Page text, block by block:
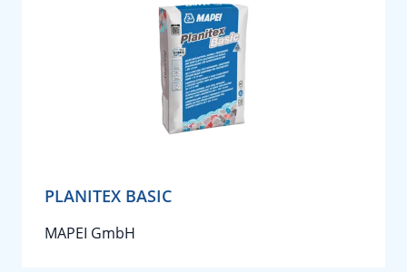
PLANITEX BASIC
MAPEI GmbH